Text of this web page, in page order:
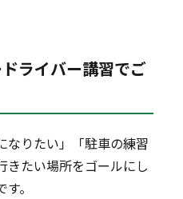
ライバー講習でご
なりたい」「駐車の練習
きたい場所をゴールにし
。